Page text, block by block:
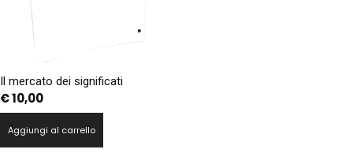
Il mercato dei significati
€10,00
Aggiungi al carrello